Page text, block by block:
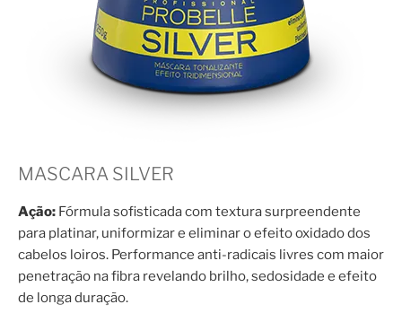
MASCARA SILVER
Ação: Fórmula sofisticada com textura surpreendente
para platinar, uniformizar e eliminar o efeito oxidado dos
cabelos loiros. Performance anti-radicais livres com maior
penetração na fibra revelando brilho, sedosidade e efeito
de longa duração.